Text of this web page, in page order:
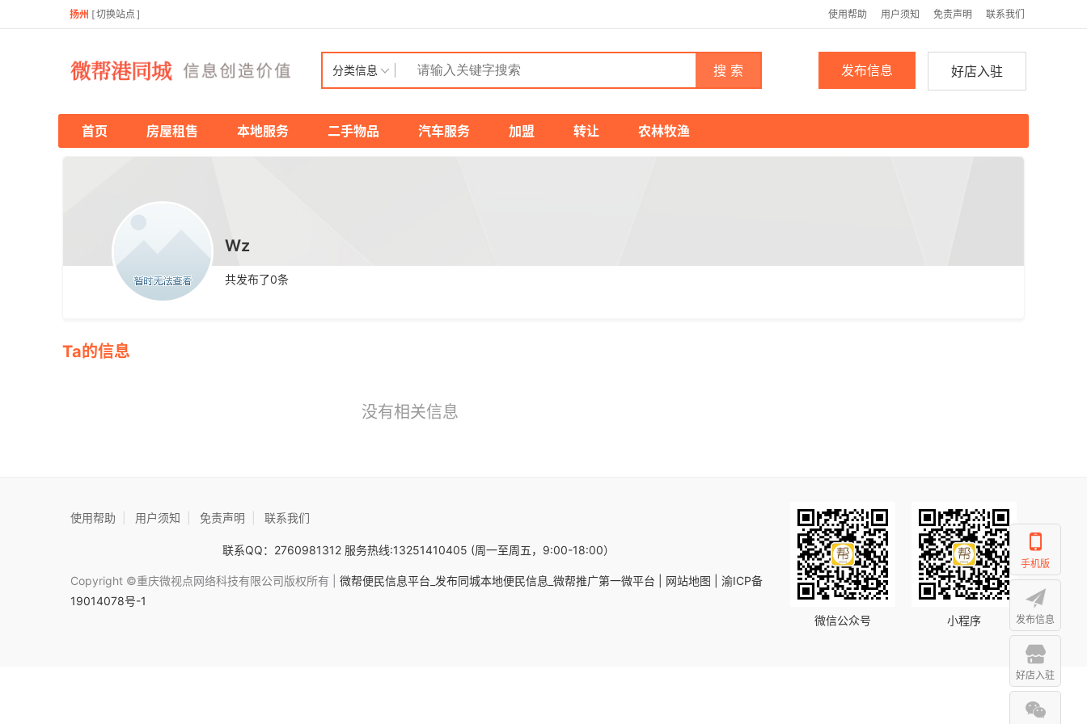
扬州 [切换站点 ] 使用帮助 用户须知 免责声明 联系我们
分类信息 搜 索 好店入驻
发布信息
首页 房屋租售 本地服务 二手物品 汽车服务 加盟 转让 农林牧渔
Wz
共发布了0条
Ta的信息
没有相关信息
使用帮助 用户须知 免责声明 联系我们
联系QQ：2760981312 服务热线:13251410405 (周一至周五，9:00-18:00）
Copyright ©重庆微视点网络科技有限公司版权所有 | 微帮便民信息平台_发布同城本地便民信息_微帮推广第一微平台 | 网站地图 |
渝ICP备
19014078号-1
小程序
微信公众号
手机版
发布信息
好店入驻